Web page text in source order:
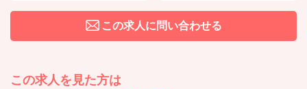
この求人に問い合わせる
この求人を見た方は